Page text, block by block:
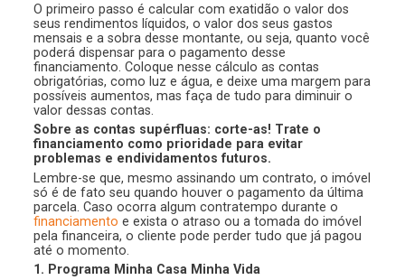
O primeiro passo é calcular com exatidão o valor dos
seus rendimentos líquidos, o valor dos seus gastos
mensais e a sobra desse montante, ou seja, quanto você
poderá dispensar para o pagamento desse
financiamento. Coloque nesse cálculo as contas
obrigatórias, como luz e água, e deixe uma margem para
possíveis aumentos, mas faça de tudo para diminuir o
valor dessas contas.
Sobre as contas supérfluas: corte-as! Trate o
financiamento como prioridade para evitar
problemas e endividamentos futuros.
Lembre-se que, mesmo assinando um contrato, o imóvel
só é de fato seu quando houver o pagamento da última
parcela. Caso ocorra algum contratempo durante o
financiamento e exista o atraso ou a tomada do imóvel
pela financeira, o cliente pode perder tudo que já pagou
até o momento.
1. Programa Minha Casa Minha Vida